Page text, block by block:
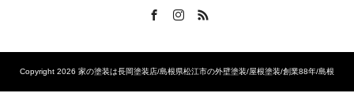
FacebookInstagram
Copyright 2026 家の塗装は長岡塗装店/島根県松江市の外壁塗装/屋根塗装/創業88年/島根